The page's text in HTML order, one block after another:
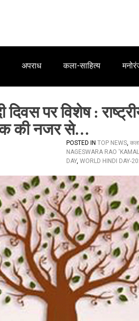
अपराध कला-साहित्य
दिवस पर विशेष :
की नजर से…
POSTED IN TOP NEWS,
NAGESWARA RAO 'KAMAL
DAY, WORLD HINDI DAY-